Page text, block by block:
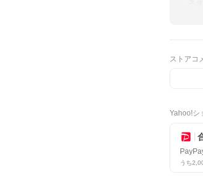
ストアコ
Yahoo!シ
うち